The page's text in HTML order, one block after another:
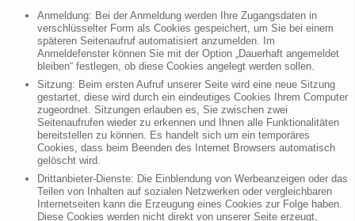
Anmeldung: Bei der Anmeldung werden Ihre Zugangsdaten in
verschlüsselter Form als Cookies gespeichert, um Sie bei einem
späteren Seitenaufruf automatisiert anzumelden. Im
Anmeldefenster können Sie mit der Option „Dauerhaft angemeldet
bleiben“ festlegen, ob diese Cookies angelegt werden sollen.
Sitzung: Beim ersten Aufruf unserer Seite wird eine neue Sitzung
gestartet, diese wird durch ein eindeutiges Cookies Ihrem Computer
zugeordnet. Sitzungen erlauben es, Sie zwischen zwei
Seitenaufrufen wieder zu erkennen und Ihnen alle Funktionalitäten
bereitstellen zu können. Es handelt sich um ein temporäres
Cookies, dass beim Beenden des Internet Browsers automatisch
gelöscht wird.
Drittanbieter-Dienste: Die Einblendung von Werbeanzeigen oder das
Teilen von Inhalten auf sozialen Netzwerken oder vergleichbaren
Internetseiten kann die Erzeugung eines Cookies zur Folge haben.
Diese Cookies werden nicht direkt von unserer Seite erzeugt,